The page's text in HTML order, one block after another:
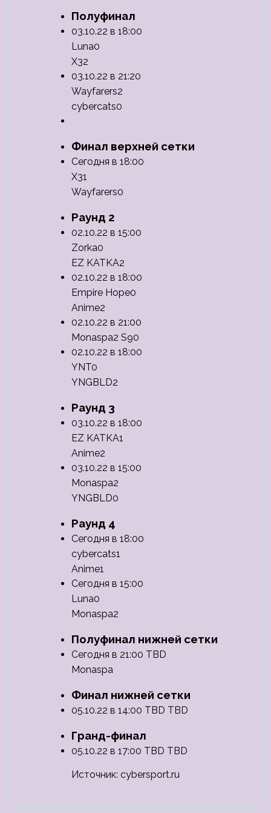
Полуфинал
03.10.22 в 18:00
Luna0
X32
03.10.22 в 21:20
Wayfarers2
cybercats0
Финал верхней сетки
Сегодня в 18:00
X31
Wayfarers0
Раунд 2
02.10.22 в 15:00
Zorka0
EZ KATKA2
02.10.22 в 18:00
Empire Hope0
Anime2
02.10.22 в 21:00
Monaspa2 S90
02.10.22 в 18:00
YNT0
YNGBLD2
Раунд 3
03.10.22 в 18:00
EZ KATKA1
Anime2
03.10.22 в 15:00
Monaspa2
YNGBLD0
Раунд 4
Сегодня в 18:00
cybercats1
Anime1
Сегодня в 15:00
Luna0
Monaspa2
Полуфинал нижней сетки
Сегодня в 21:00 TBD
Monaspa
Финал нижней сетки
05.10.22 в 14:00 TBD TBD
Гранд-финал
05.10.22 в 17:00 TBD TBD
Источник: cybersport.ru